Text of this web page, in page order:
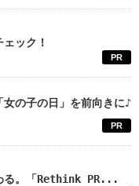
ック！
PR
の子の日」を前向きに♪
PR
る。「Rethink PR...